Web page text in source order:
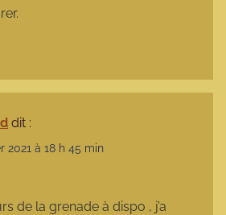
dit :
2021 à 18 h 45 min
de la grenade à dispo , j’a